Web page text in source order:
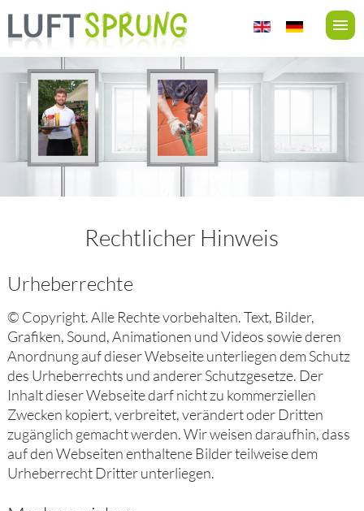
Rechtlicher Hinweis
Urheberrechte
© Copyright. Alle Rechte vorbehalten. Text, Bilder,
Grafiken, Sound, Animationen und Videos sowie deren
Anordnung auf dieser Webseite unterliegen dem Schutz
des Urheberrechts und anderer Schutzgesetze. Der
Inhalt dieser Webseite darf nicht zu kommerziellen
Zwecken kopiert, verbreitet, verändert oder Dritten
zugänglich gemacht werden. Wir weisen daraufhin, dass
auf den Webseiten enthaltene Bilder teilweise dem
Urheberrecht Dritter unterliegen.